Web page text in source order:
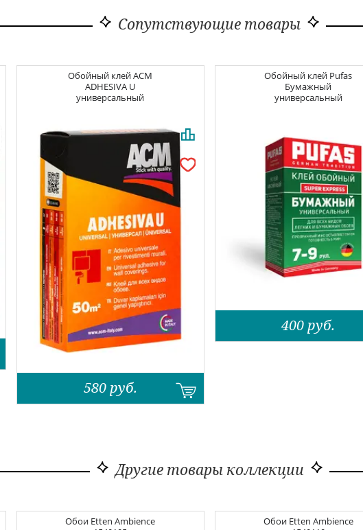
Сопутствующие товары
Обойный клейACM
ADHESIVA U
универсальный
580 руб.
Обойный клей Pufas
Бумажный
универсальный
400 руб.
Другие товары коллекции
Обои Etten Ambience
Обои Etten Ambience